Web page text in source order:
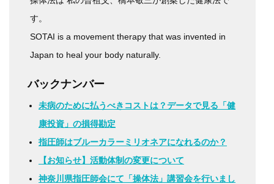
す。
SOTAI is a movement therapy that was invented in
Japan to heal your body naturally.
バックナンバー
未病のために払うべきコストは？データで見る「健
康投資」の損得勘定
指圧師はブルーカラーミリオネアになれるのか？
【お知らせ】活動体制の変更について
神奈川県指圧師会にて「操体法」講習会を行いまし